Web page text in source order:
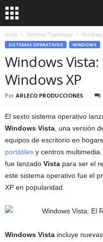
Inicio Sistemas Operativos
SISTEMAS OPERATIVOS WINDOWS
Windows Vista:
Windows XP
Por ARLECO PRODUCCIONES
El sexto sistema operativo
Windows Vista , una versión
equipos de escritorio en
portátiles y centros
fue lanzado Vista para ser el
este sistema operativo fue el
XP en popularidad.
Windows Vista incluye